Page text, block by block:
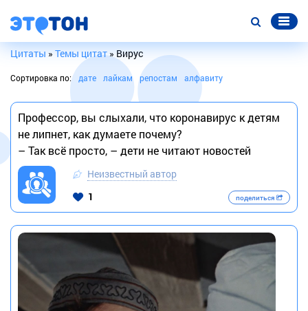
Цитаты » Темы цитат» Вирус
Сортировка по: дате лайкам репостам алфавиту
Профессор, вы слыхали, что коронавирус к детям
не липнет, как думаете почему?
– Так всё просто, – дети не читают новостей
Неизвестный автор
1
поделиться